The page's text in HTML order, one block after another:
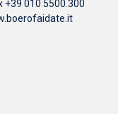
+39 010 5500.300